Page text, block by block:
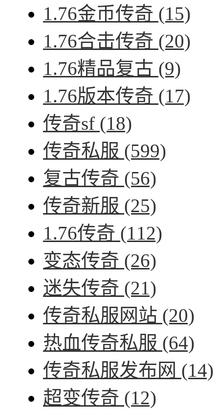
1.76金币传奇 (15)
1.76合击传奇 (20)
1.76精品复古 (9)
1.76版本传奇 (17)
传奇sf (18)
传奇私服 (599)
复古传奇 (56)
传奇新服 (25)
1.76传奇 (112)
变态传奇 (26)
迷失传奇 (21)
传奇私服网站 (20)
热血传奇私服 (64)
传奇私服发布网 (14)
超变传奇 (12)